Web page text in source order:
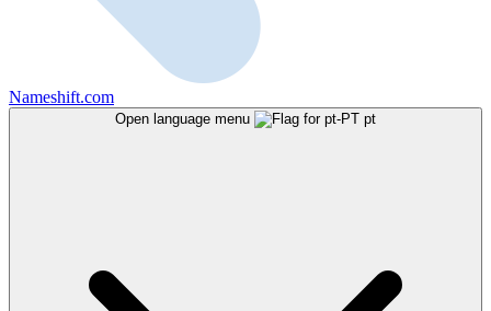
Nameshift.com
Open language menu pt